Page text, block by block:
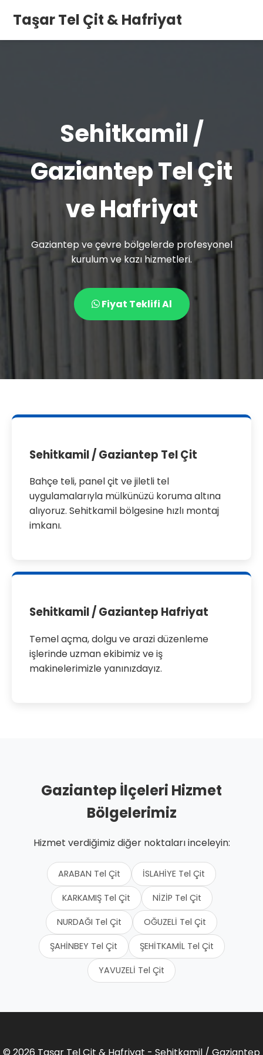
Taşar Tel Çit & Hafriyat
Sehitkamil /
Gaziantep Tel Çit
ve Hafriyat
Gaziantep ve çevre bölgelerde profesyonel
kurulum ve kazı hizmetleri.
Fiyat Teklifi Al
Sehitkamil / Gaziantep Tel Çit
Bahçe teli, panel çit ve jiletli tel
uygulamalarıyla mülkünüzü koruma altına
alıyoruz. Sehitkamil bölgesine hızlı montaj
imkanı.
Sehitkamil / Gaziantep Hafriyat
Temel açma, dolgu ve arazi düzenleme
işlerinde uzman ekibimiz ve iş
makinelerimizle yanınızdayız.
Gaziantep İlçeleri Hizmet
Bölgelerimiz
Hizmet verdiğimiz diğer noktaları inceleyin:
ARABAN Tel Çit İSLAHİYE Tel Çit
KARKAMIŞ Tel Çit NİZİP Tel Çit
NURDAĞI Tel Çit OĞUZELİ Tel Çit
ŞAHİNBEY Tel Çit ŞEHİTKAMİL Tel Çit
YAVUZELİ Tel Çit